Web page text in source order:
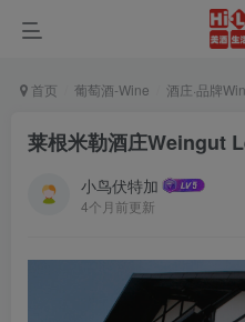
首页 葡萄酒-Wine 酒庄·品牌
莱根米勒酒庄Weingut
小鸟伏特加
4个月前更新